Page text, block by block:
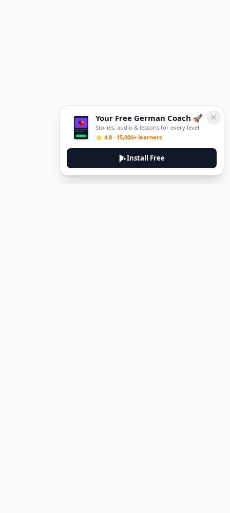
Your Free German Coach 🚀
Stories, audio & lessons for every level
⭐ 4.8 · 15,000+ learners
Install Free